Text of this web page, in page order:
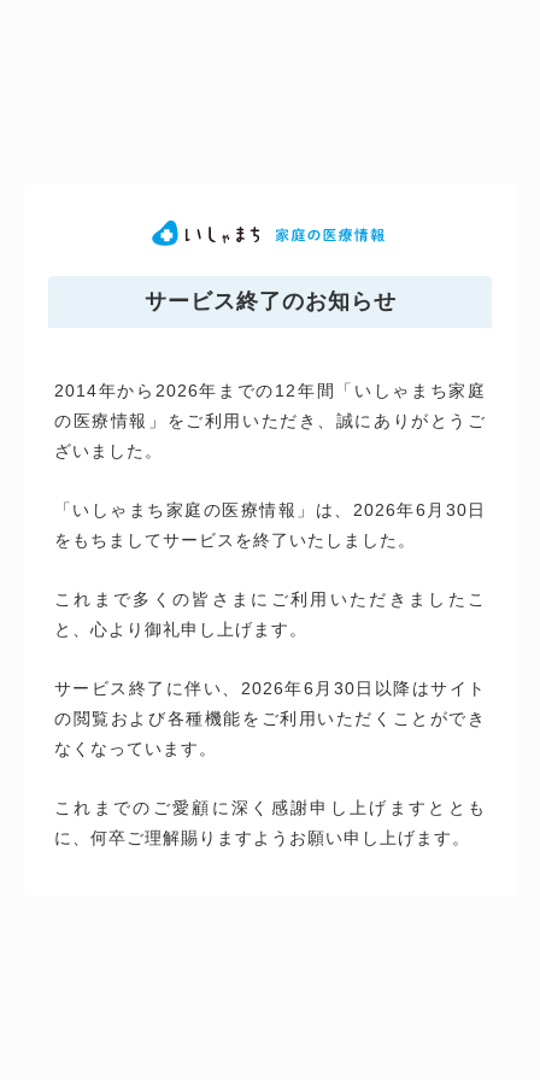
サービス終了のお知らせ
2014年から2026年までの12年間「いしゃまち家庭
の医療情報」をご利用いただき、誠にありがとうご
ざいました。
「いしゃまち家庭の医療情報」は、2026年6月30日
をもちましてサービスを終了いたしました。
これまで多くの皆さまにご利用いただきましたこ
と、心より御礼申し上げます。
サービス終了に伴い、2026年6月30日以降はサイト
の閲覧および各種機能をご利用いただくことができ
なくなっています。
これまでのご愛顧に深く感謝申し上げますととも
に、何卒ご理解賜りますようお願い申し上げます。